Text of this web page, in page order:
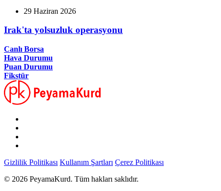
29 Haziran 2026
Irak'ta yolsuzluk operasyonu
Canlı Borsa
Hava Durumu
Puan Durumu
Fikstür
Gizlilik Politikası Kullanım Şartları Çerez Politikası
© 2026 PeyamaKurd. Tüm hakları saklıdır.